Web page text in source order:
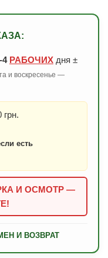
4 РАБОЧИХдня ±
и воскресенье —
грн.
есть
И ОСМОТР —
И ВОЗВРАТ